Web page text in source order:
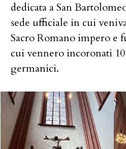
dedicata a San
sede ufficiale in cui
Sacro Romano impero e
cui vennero incoronati
germanici.